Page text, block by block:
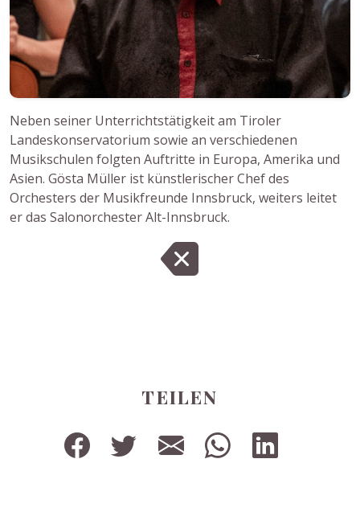
Neben seiner Unterrichtstätigkeit am Tiroler
Landeskonservatorium sowie an verschiedenen
Musikschulen folgten Auftritte in Europa, Amerika und
Asien. Gösta Müller ist künstlerischer Chef des
Orchesters der Musikfreunde Innsbruck, weiters leitet
er das Salonorchester Alt-Innsbruck.
TEILEN